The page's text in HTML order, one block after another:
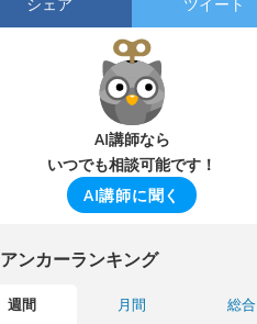
AI講師なら
いつでも相談可能です！
AI講師に聞く
アンカーランキング
週間 月間 総合